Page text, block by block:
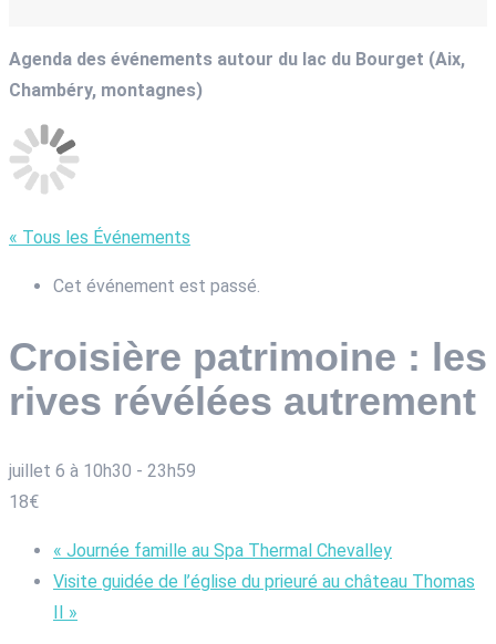
Agenda des événements autour du lac du Bourget (Aix,
Chambéry, montagnes)
« Tous les Événements
Cet événement est passé.
Croisière patrimoine : les
rives révélées autrement
juillet 6 à 10h30 - 23h59
18€
« Journée famille au Spa Thermal Chevalley
Visite guidée de l’église du prieuré au château Thomas
»